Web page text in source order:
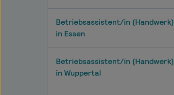
Betriebsassistent/in (Handwerk)
in Essen
Betriebsassistent/in (Handwerk)
in Wuppertal